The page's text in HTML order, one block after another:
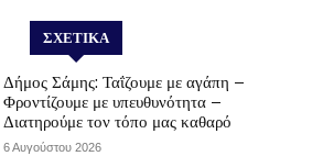
ΣΧΕΤΙΚΆ
Δήμος Σάμης: Ταΐζουμε με αγάπη –
Φροντίζουμε με υπευθυνότητα –
Διατηρούμε τον τόπο μας καθαρό
6 Αυγούστου 2026